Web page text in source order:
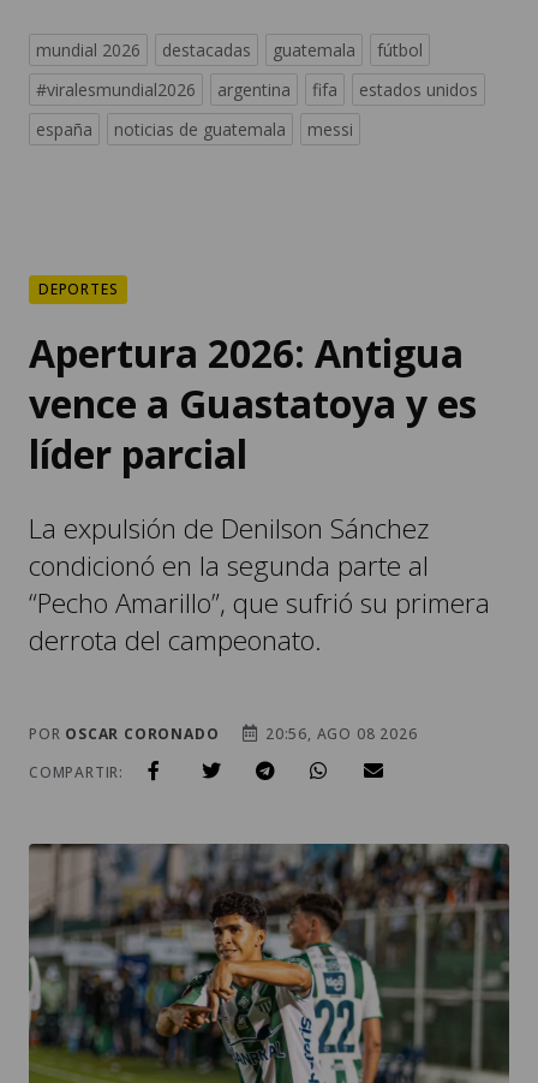
mundial 2026 destacadas guatemala
fútbol
#viralesmundial2026
argentina fifa
estados unidos
españa
noticias de guatemala messi
DEPORTES
Apertura 2026: Antigua
vence a Guastatoya y es
líder parcial
La expulsión de Denilson Sánchez
condicionó en la segunda parte al
“Pecho Amarillo”, que sufrió su primera
derrota del campeonato.
POR OSCAR CORONADO
20:56, AGO 08 2026
COMPARTIR: